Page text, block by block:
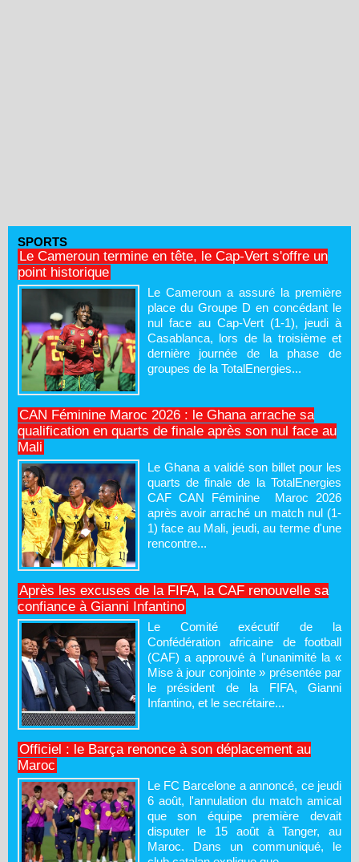
SPORTS
Le Cameroun termine en tête, le Cap-Vert s'offre un
point historique
Le Cameroun a assuré la première
place du Groupe D en concédant le
nul face au Cap-Vert (1-1), jeudi à
Casablanca, lors de la troisième et
dernière journée de la phase de
groupes de la TotalEnergies...
CAN Féminine Maroc 2026 : le Ghana arrache sa
qualification en quarts de finale après son nul face au
Mali
Le Ghana a validé son billet pour les
quarts de finale de la TotalEnergies
CAF CAN Féminine Maroc 2026
après avoir arraché un match nul (1-
1) face au Mali, jeudi, au terme d'une
rencontre...
Après les excuses de la FIFA, la CAF renouvelle sa
confiance à Gianni Infantino
Le Comité exécutif de la
Confédération africaine de football
(CAF) a approuvé à l'unanimité la «
Mise à jour conjointe » présentée par
le président de la FIFA, Gianni
Infantino, et le secrétaire...
Officiel : le Barça renonce à son déplacement au
Maroc
Le FC Barcelone a annoncé, ce jeudi
6 août, l'annulation du match amical
que son équipe première devait
disputer le 15 août à Tanger, au
Maroc. Dans un communiqué, le